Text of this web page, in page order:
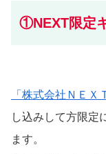
①NEXT限定
「株式会社ＮＥＸ
し込みして方限定
ます。